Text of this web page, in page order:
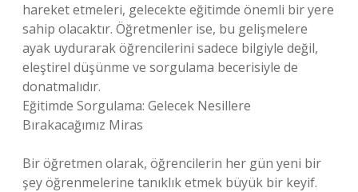
hareket etmeleri, gelecekte eğitimde önemli bir yere
sahip olacaktır. Öğretmenler ise, bu gelişmelere
ayak uydurarak öğrencilerini sadece bilgiyle değil,
eleştirel düşünme ve sorgulama becerisiyle de
donatmalıdır.
Eğitimde Sorgulama: Gelecek Nesillere
Bırakacağımız Miras
Bir öğretmen olarak, öğrencilerin her gün yeni bir
şey öğrenmelerine tanıklık etmek büyük bir keyif.